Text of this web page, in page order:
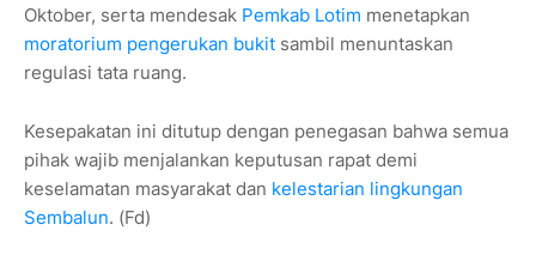
Oktober, serta mendesak Pemkab Lotim menetapkan
moratorium pengerukan bukit sambil menuntaskan
regulasi tata ruang.
Kesepakatan ini ditutup dengan penegasan bahwa semua
pihak wajib menjalankan keputusan rapat demi
keselamatan masyarakat dan kelestarian lingkungan
Sembalun. (Fd)